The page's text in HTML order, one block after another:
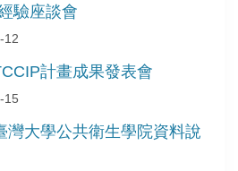
驗座談會
12
計畫成果發表會
15
灣大學公共衛生學院資料說